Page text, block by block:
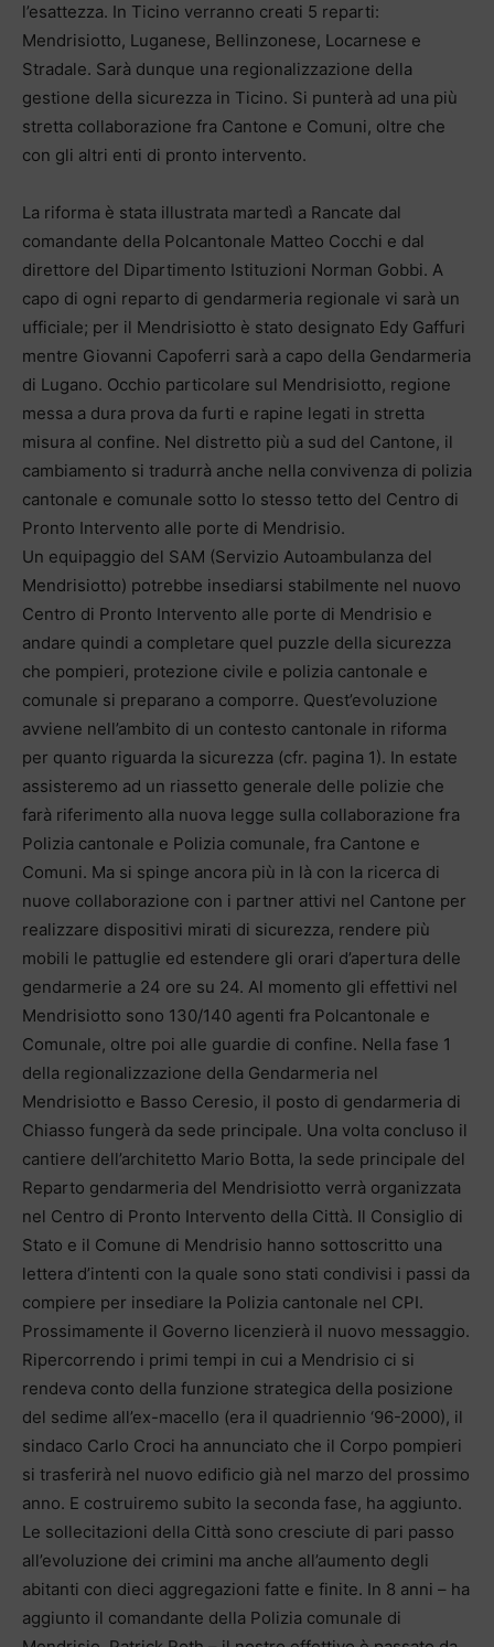
l’esattezza. In Ticino verranno creati 5 reparti:
Mendrisiotto, Luganese, Bellinzonese, Locarnese e
Stradale. Sarà dunque una regionalizzazione della
gestione della sicurezza in Ticino. Si punterà ad una più
stretta collaborazione fra Cantone e Comuni, oltre che
con gli altri enti di pronto intervento.
La riforma è stata illustrata martedì a Rancate dal
comandante della Polcantonale Matteo Cocchi e dal
direttore del Dipartimento Istituzioni Norman Gobbi. A
capo di ogni reparto di gendarmeria regionale vi sarà un
ufficiale; per il Mendrisiotto è stato designato Edy Gaffuri
mentre Giovanni Capoferri sarà a capo della Gendarmeria
di Lugano. Occhio particolare sul Mendrisiotto, regione
messa a dura prova da furti e rapine legati in stretta
misura al confine. Nel distretto più a sud del Cantone, il
cambiamento si tradurrà anche nella convivenza di polizia
cantonale e comunale sotto lo stesso tetto del Centro di
Pronto Intervento alle porte di Mendrisio.
Un equipaggio del SAM (Servizio Autoambulanza del
Mendrisiotto) potrebbe insediarsi stabilmente nel nuovo
Centro di Pronto Intervento alle porte di Mendrisio e
andare quindi a completare quel puzzle della sicurezza
che pompieri, protezione civile e polizia cantonale e
comunale si preparano a comporre. Quest’evoluzione
avviene nell’ambito di un contesto cantonale in riforma
per quanto riguarda la sicurezza (cfr. pagina 1). In estate
assisteremo ad un riassetto generale delle polizie che
farà riferimento alla nuova legge sulla collaborazione fra
Polizia cantonale e Polizia comunale, fra Cantone e
Comuni. Ma si spinge ancora più in là con la ricerca di
nuove collaborazione con i partner attivi nel Cantone per
realizzare dispositivi mirati di sicurezza, rendere più
mobili le pattuglie ed estendere gli orari d’apertura delle
gendarmerie a 24 ore su 24. Al momento gli effettivi nel
Mendrisiotto sono 130/140 agenti fra Polcantonale e
Comunale, oltre poi alle guardie di confine. Nella fase 1
della regionalizzazione della Gendarmeria nel
Mendrisiotto e Basso Ceresio, il posto di gendarmeria di
Chiasso fungerà da sede principale. Una volta concluso il
cantiere dell’architetto Mario Botta, la sede principale del
Reparto gendarmeria del Mendrisiotto verrà organizzata
nel Centro di Pronto Intervento della Città. Il Consiglio di
Stato e il Comune di Mendrisio hanno sottoscritto una
lettera d’intenti con la quale sono stati condivisi i passi da
compiere per insediare la Polizia cantonale nel CPI.
Prossimamente il Governo licenzierà il nuovo messaggio.
Ripercorrendo i primi tempi in cui a Mendrisio ci si
rendeva conto della funzione strategica della posizione
del sedime all’ex-macello (era il quadriennio ‘96-2000), il
sindaco Carlo Croci ha annunciato che il Corpo pompieri
si trasferirà nel nuovo edificio già nel marzo del prossimo
anno. E costruiremo subito la seconda fase, ha aggiunto.
Le sollecitazioni della Città sono cresciute di pari passo
all’evoluzione dei crimini ma anche all’aumento degli
abitanti con dieci aggregazioni fatte e finite. In 8 anni – ha
aggiunto il comandante della Polizia comunale di